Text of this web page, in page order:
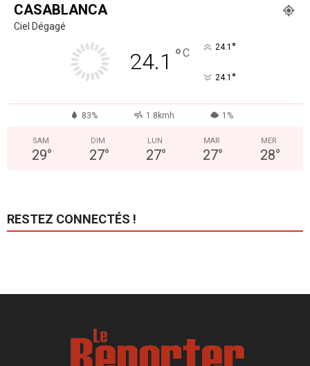
CASABLANCA
Ciel Dégagé
24.1 °C 24.1 °
24.1 °
83% 1.8kmh 1%
SAM
29°
DIM
27°
LUN
27°
MAR
27°
MER
28°
RESTEZ CONNECTÉS !